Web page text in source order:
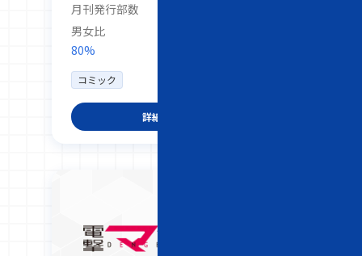
中心にオリジナル漫画を多数掲載してい
ます。定期連載では恋愛や友情、日常の
ちょっとしたエピソードを展開し、コミ
ックス化も進行中です。紙面の特集やキ
ャラクター紹介を通じて、読者に向けて
オリジナルラブコメや日常系漫画の魅力
を届け、日常の楽しみや新しい漫画体験
を提供しています。幅広い層に楽しんで
もらえる月刊誌です。
月刊発行部数
男女比
80%
コミック
詳細を見る